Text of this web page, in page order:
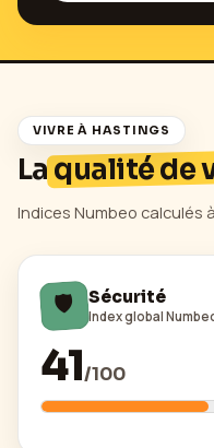
VIVRE À HASTINGS
Laqualité de
Indices Numbeo calculés
🛡️ Sécurité
Index global
41/100